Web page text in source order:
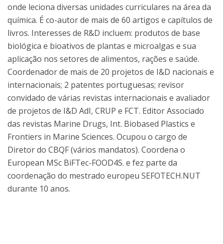
onde leciona diversas unidades curriculares na área da
química. É co-autor de mais de 60 artigos e capítulos de
livros. Interesses de R&D incluem: produtos de base
biológica e bioativos de plantas e microalgas e sua
aplicação nos setores de alimentos, rações e saúde.
Coordenador de mais de 20 projetos de I&D nacionais e
internacionais; 2 patentes portuguesas; revisor
convidado de várias revistas internacionais e avaliador
de projetos de I&D AdI, CRUP e FCT. Editor Associado
das revistas Marine Drugs, Int. Biobased Plastics e
Frontiers in Marine Sciences. Ocupou o cargo de
Diretor do CBQF (vários mandatos). Coordena o
European MSc BiFTec-FOOD4S. e fez parte da
coordenação do mestrado europeu SEFOTECH.NUT
durante 10 anos.